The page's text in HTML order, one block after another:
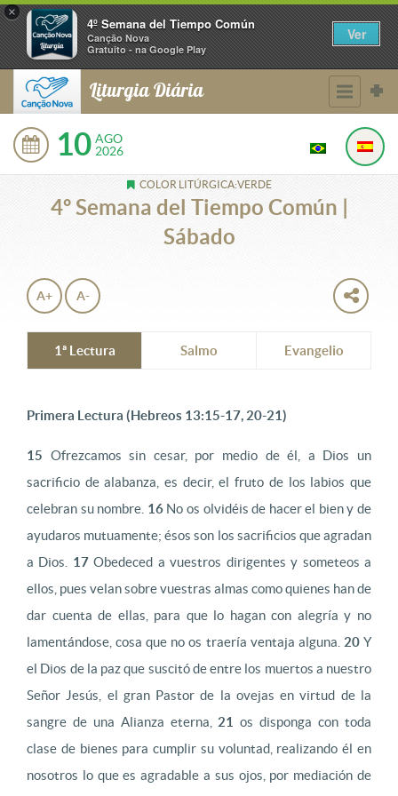
×
4º Semana del Tiempo Común
Canção Nova
Gratuito - na Google Play
Ver
Liturgia Diária
10 AGO
2026
COLOR LITÚRGICA:VERDE
4º Semana del Tiempo Común |
Sábado
A+ A-
1ª Lectura Salmo Evangelio
Primera Lectura (Hebreos 13:15-17, 20-21)
15 Ofrezcamos sin cesar, por medio de él, a Dios un
sacrificio de alabanza, es decir, el fruto de los labios que
celebran su nombre. 16No os olvidéis de hacer el bien y de
ayudaros mutuamente; ésos son los sacrificios que agradan
a Dios. 17Obedeced a vuestros dirigentes y someteos a
ellos, pues velan sobre vuestras almas como quienes han de
dar cuenta de ellas, para que lo hagan con alegría y no
lamentándose, cosa que no os traería ventaja alguna. 20Y
el Dios de la paz que suscitó de entre los muertos a nuestro
Señor Jesús, el gran Pastor de la ovejas en virtud de la
sangre de una Alianza eterna, 21 os disponga con toda
clase de bienes para cumplir su voluntad, realizando él en
nosotros lo que es agradable a sus ojos, por mediación de